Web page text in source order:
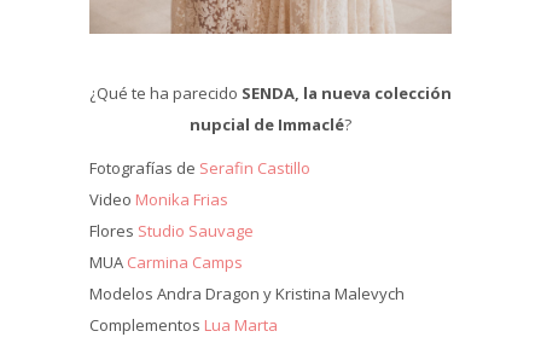
¿Qué te ha parecido SENDA, la nueva colección
nupcial de Immaclé?
Fotografías de Serafin Castillo
Video Monika Frias
Flores Studio Sauvage
MUA Carmina Camps
Modelos Andra Dragon y Kristina Malevych
Complementos Lua Marta